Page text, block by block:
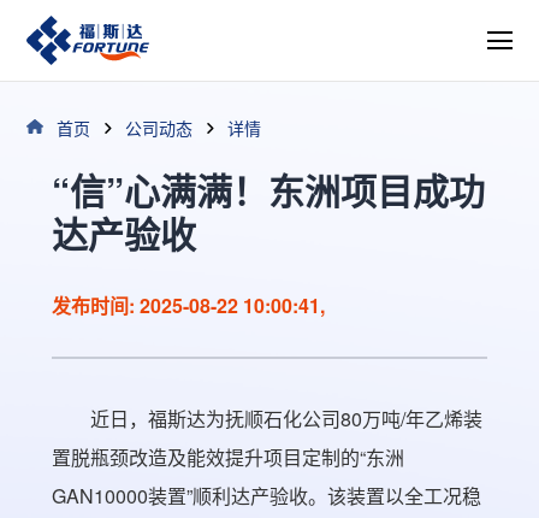
首页 公司动态 详情
“信”心满满！东洲项目成功
达产验收
发布时间: 2025-08-22 10:00:41,
近日，福斯达为抚顺石化公司80万吨/年乙烯装
置脱瓶颈改造及能效提升项目定制的“东洲
GAN10000装置”顺利达产验收。该装置以全工况稳